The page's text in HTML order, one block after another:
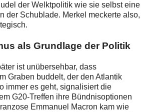
der Welktpolitik wie sie selbst eine
der Schublade. Merkel meckerte also,
als Grundlage der Politik
ist unübersehbar, dass
Graben buddelt, der den Atlantik
immer es geht, signalisiert die
G20-Treffen ihre Bündnisoptionen
Emmanuel Macron kam wie